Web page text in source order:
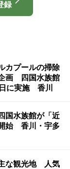
録
カプールの掃除
画 四国水族館
に実施 香川
国水族館が「近
始 香川・宇多
な観光地 人気